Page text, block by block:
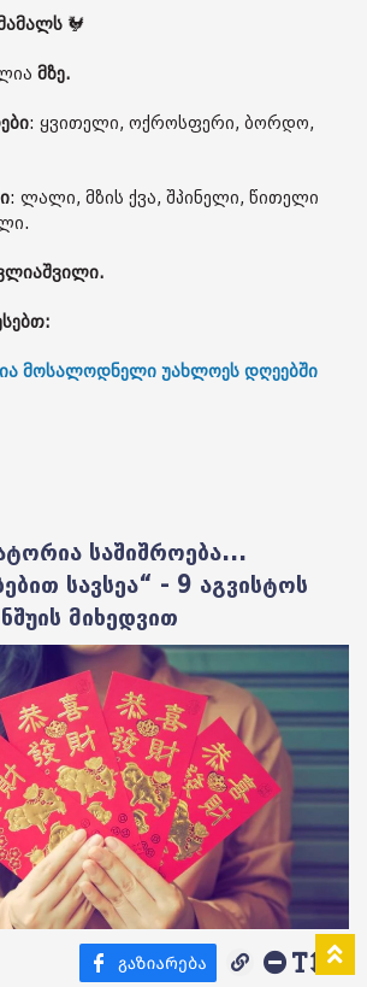
🐓
მზე.
: ყვითელი, ოქროსფერი, ბორდო,
: ლალი, მზის ქვა, შპინელი, წითელი
მოსალოდნელი უახლოეს დღეებში
საშიშროება...
სავსეა“ - 9 აგვისტოს
მიხედვით